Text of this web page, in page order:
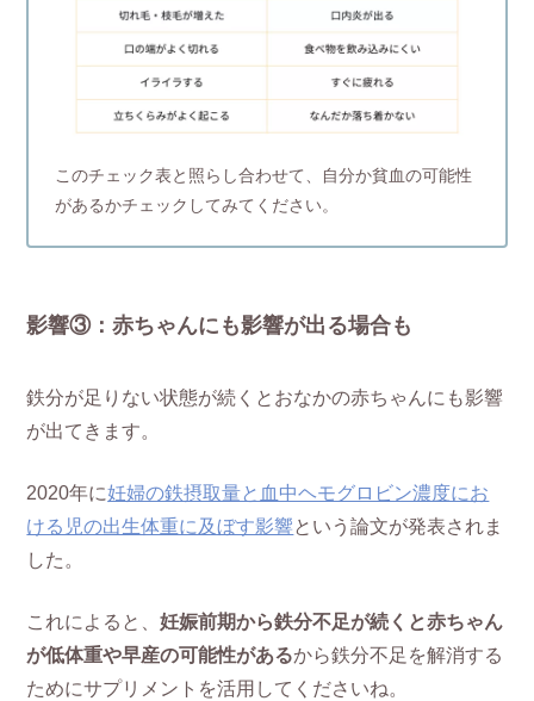
このチェック表と照らし合わせて、自分か貧血の可能性
があるかチェックしてみてください。
影響③：赤ちゃんにも影響が出る場合も
鉄分が足りない状態が続くとおなかの赤ちゃんにも影響
が出てきます。
2020年に妊婦の鉄摂取量と血中ヘモグロビン濃度にお
ける児の出生体重に及ぼす影響という論文が発表されま
した。
これによると、妊娠前期から鉄分不足が続くと赤ちゃん
が低体重や早産の可能性があるから鉄分不足を解消する
ためにサプリメントを活用してくださいね。